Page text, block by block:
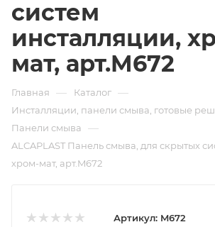
систем
инсталляции,
мат, арт.M672
Главная — Каталог —
Инсталляции, панели смыва, готовые
Панели смыва —
ALCAPLAST Панель смыва, для скрытых
хром-мат, арт.M672
Артикул: M672